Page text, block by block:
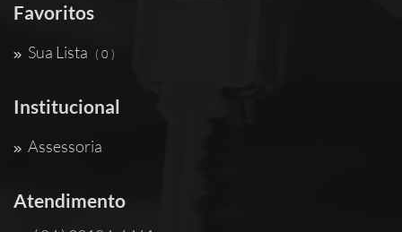
Favoritos
Sua Lista ( 0 )
Institucional
Assessoria
Atendimento